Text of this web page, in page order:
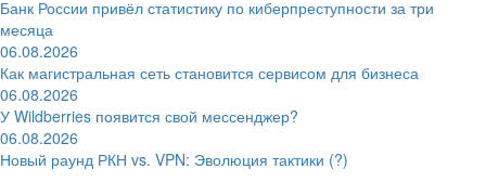
Банк России привёл статистику по киберпреступности за три
месяца
06.08.2026
Как магистральная сеть становится сервисом для бизнеса
06.08.2026
У Wildberries появится свой мессенджер?
06.08.2026
Новый раунд РКН vs. VPN: Эволюция тактики (?)